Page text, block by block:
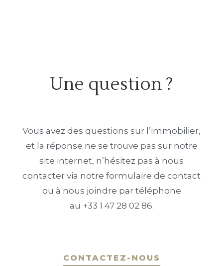
Une question ?
Vous avez des questions sur l’immobilier,
et la réponse ne se trouve pas sur notre
site internet, n’hésitez pas à nous
contacter via notre formulaire de contact
ou à nous joindre par téléphone
au +33 1 47 28 02 86.
CONTACTEZ-NOUS